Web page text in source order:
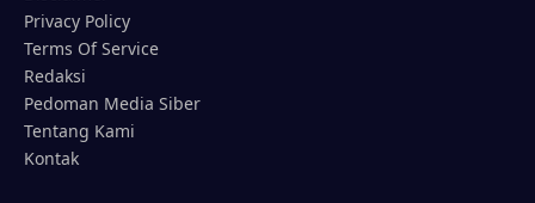
Privacy Policy
Terms Of Service
Redaksi
Pedoman Media Siber
Tentang Kami
Kontak